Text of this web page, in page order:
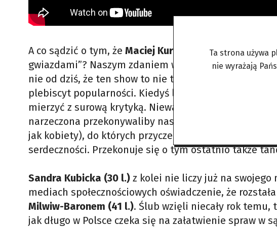
A co sądzić o tym, że Maciej Kurzajewski (52 l.) nie
gwiazdami”? Naszym zdaniem widzowie pokazali mu
nie od dziś, że ten show to nie tyle konkurs taneczny,
plebiscyt popularności. Kiedyś lubiany prezenter
mierzyć z surową krytyką. Nieważne, jakie są fakty i
narzeczona przekonywaliby nas do swojej wersji.
jak kobiety), do których przyczepi się łatka tych,
serdeczności. Przekonuje się o tym ostatnio także
Sandra Kubicka (30 l.) z kolei nie liczy już na swojego
mediach społecznościowych oświadczenie, że
Milwiw-Baronem (41 l.). Ślub wzięli niecały rok temu,
jak długo w Polsce czeka się na załatwienie spraw w
Ta strona używa
nie wyrażają